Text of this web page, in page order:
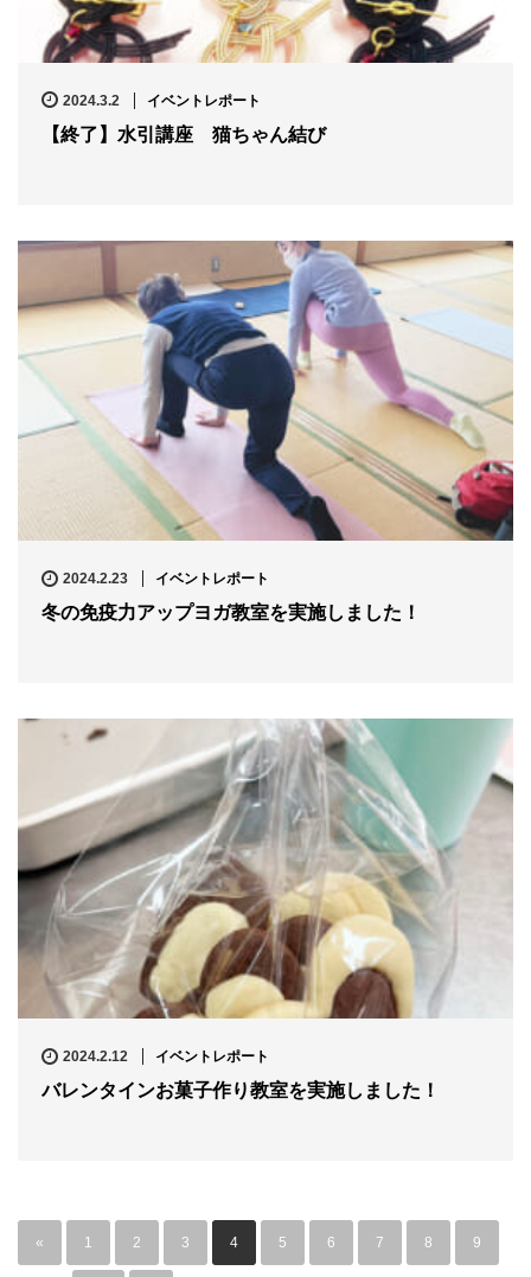
2024.3.2 イベントレポート
【終了】水引講座 猫ちゃん結び
2024.2.23 イベントレポート
冬の免疫力アップヨガ教室を実施しました！
2024.2.12 イベントレポート
バレンタインお菓子作り教室を実施しました！
« 1 2 3 4 5 6 7 8 9